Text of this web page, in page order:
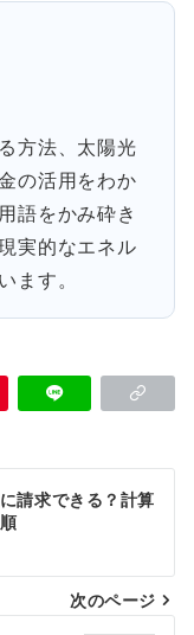
方法、太陽光
の活用をわか
語をかみ砕き
実的なエネル
ます。
請求できる？計算
次のページ